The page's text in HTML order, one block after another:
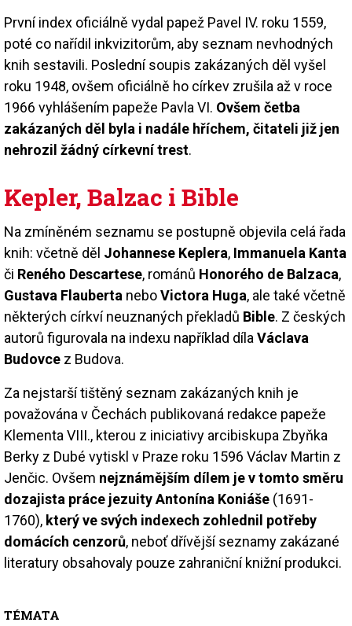
První index oficiálně vydal papež Pavel IV. roku 1559,
poté co nařídil inkvizitorům, aby seznam nevhodných
knih sestavili. Poslední soupis zakázaných děl vyšel
roku 1948, ovšem oficiálně ho církev zrušila až v roce
1966 vyhlášením papeže Pavla VI. Ovšem četba
zakázaných děl byla i nadále hříchem, čitateli již jen
nehrozil žádný církevní trest.
Kepler, Balzac i Bible
Na zmíněném seznamu se postupně objevila celá řada
knih: včetně děl Johannese Keplera, Immanuela Kanta
či Reného Descartese, románů Honorého de Balzaca,
Gustava Flauberta neboVictora Huga, ale také včetně
některých církví neuznaných překladů Bible. Z českých
autorů figurovala na indexu například díla Václava
Budovce z Budova.
Za nejstarší tištěný seznam zakázaných knih je
považována v Čechách publikovaná redakce papeže
Klementa VIII., kterou z iniciativy arcibiskupa Zbyňka
Berky z Dubé vytiskl v Praze roku 1596 Václav Martin z
Jenčic. Ovšem nejznámějším dílem je v tomto směru
dozajista práce jezuity Antonína Koniáše (1691-
1760), který ve svých indexech zohlednil potřeby
domácích cenzorů, neboť dřívější seznamy zakázané
literatury obsahovaly pouze zahraniční knižní produkci.
TÉMATA